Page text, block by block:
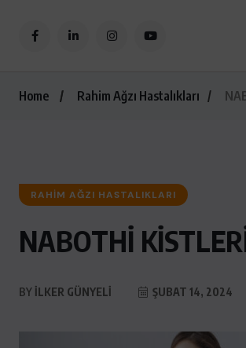
Home Rahim Ağzı Hastalıkları
RAHIM AĞZI HASTALIKLARI
NABOTHİ
BY İLKER GÜNYELI ŞUBAT 14, 2024